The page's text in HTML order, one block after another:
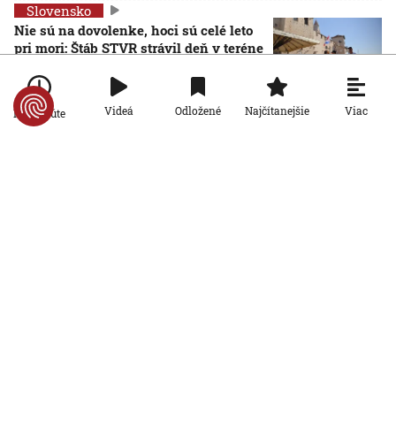
Slovensko
Nie sú na dovolenke, hoci sú celé leto
pri mori: Štáb STVR strávil deň v teréne
Chorvátsku
7. 8. 2026, 7:00:00
Po minúte Videá Odložené Najčítanejšie Viac